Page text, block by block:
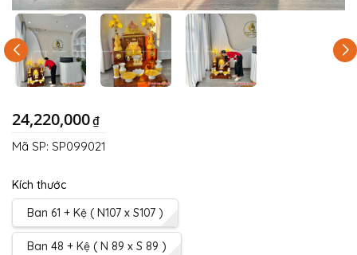
24,220,000₫
Kích thước
Ban 61 + Kệ ( N107 x S107 )
Ban 48 + Kệ ( N 89 x S 89 )
Mã SP: SP099021